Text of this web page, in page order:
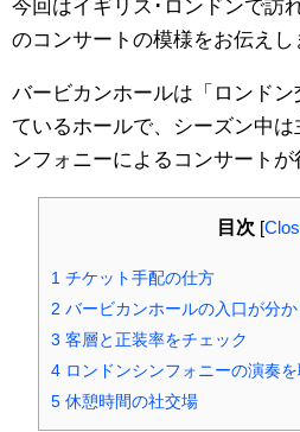
今回はイギリス･ロンドンで訪
のコンサートの模様をお伝えし
バービカンホールは「ロンド
ているホールで、シーズン中
ンフォニーによるコンサートが
目次 [
1チケット手配の仕方
2 バービカンホールの入口が分
3 客層と正装率をチェック
4ロンドンシンフォニーの演奏を
5休憩時間の社交場